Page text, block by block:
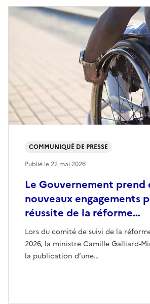
Le Gouvernement prend
nouveaux engagements
réussite de la réforme…
Lors du comité de suivi de la
2026, la ministre Camille Galliard-
la publication d’une…
COMMUNIQUÉ DE PRESSE
Publié le22 mai 2026